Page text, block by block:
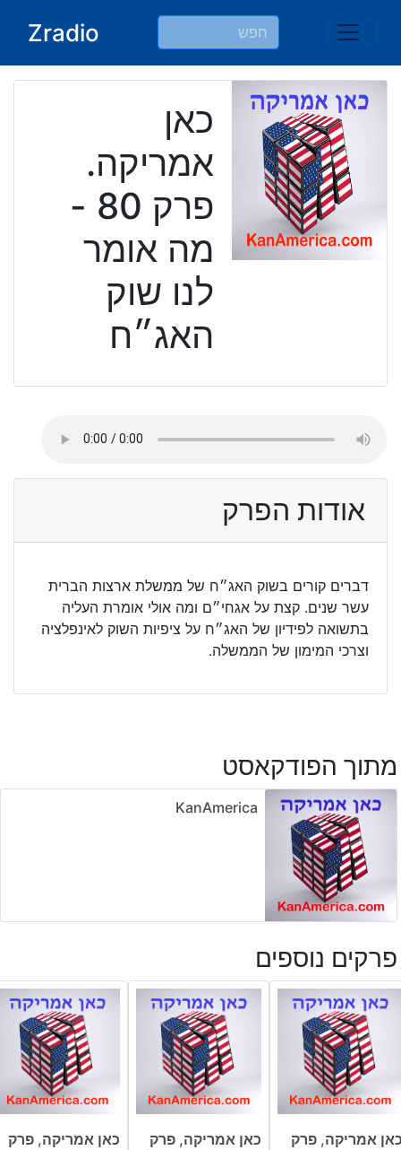
Zradio
כאן
אמריקה.
פרק 80 -
מה אומר
לנו שוק
האג״ח
אודות הפרק
דברים קורים בשוק האג״ח של ממשלת ארצות הברית
עשר שנים. קצת על אגחי״ם ומה אולי אומרת העליה
בתשואה לפידיון של האג״ח על ציפיות השוק לאינפלציה
וצרכי המימון של הממשלה.
מתוך הפודקאסט
KanAmerica
פרקים נוספים
אמריקה, פרק
כאן אמריקה, פרק
כאן אמריקה, פרק